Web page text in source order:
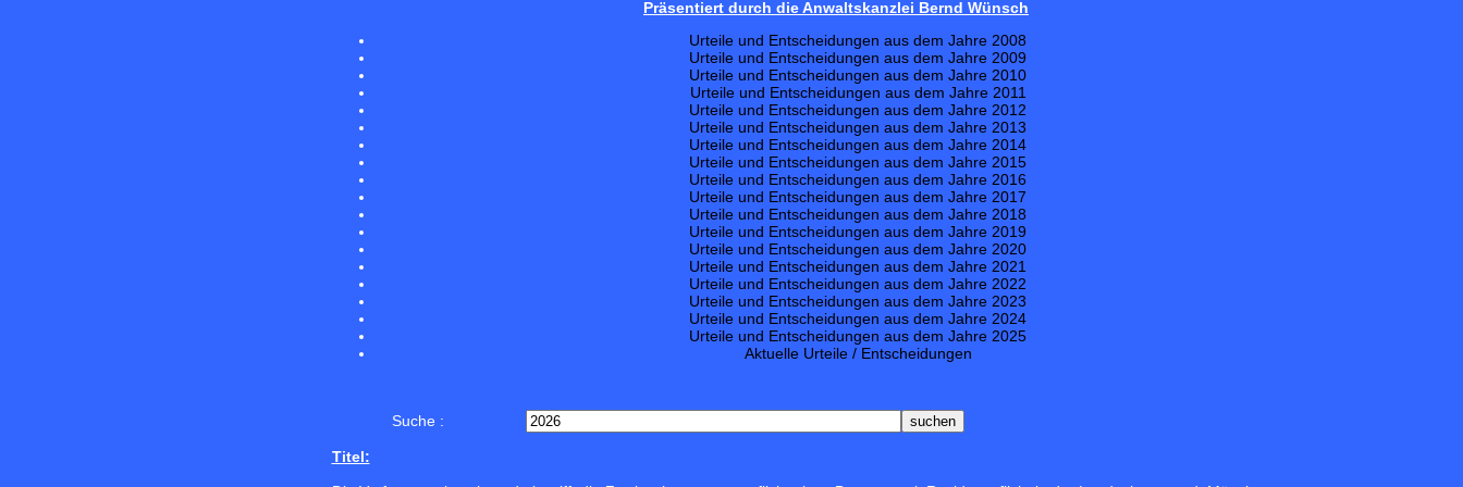
Präsentiert durch die Anwaltskanzlei Bernd Wünsch
Urteile und Entscheidungen aus dem Jahre 2008
Urteile und Entscheidungen aus dem Jahre 2009
Urteile und Entscheidungen aus dem Jahre 2010
Urteile und Entscheidungen aus dem Jahre 2011
Urteile und Entscheidungen aus dem Jahre 2012
Urteile und Entscheidungen aus dem Jahre 2013
Urteile und Entscheidungen aus dem Jahre 2014
Urteile und Entscheidungen aus dem Jahre 2015
Urteile und Entscheidungen aus dem Jahre 2016
Urteile und Entscheidungen aus dem Jahre 2017
Urteile und Entscheidungen aus dem Jahre 2018
Urteile und Entscheidungen aus dem Jahre 2019
Urteile und Entscheidungen aus dem Jahre 2020
Urteile und Entscheidungen aus dem Jahre 2021
Urteile und Entscheidungen aus dem Jahre 2022
Urteile und Entscheidungen aus dem Jahre 2023
Urteile und Entscheidungen aus dem Jahre 2024
Urteile und Entscheidungen aus dem Jahre 2025
Aktuelle Urteile / Entscheidungen
Suche :
Titel: